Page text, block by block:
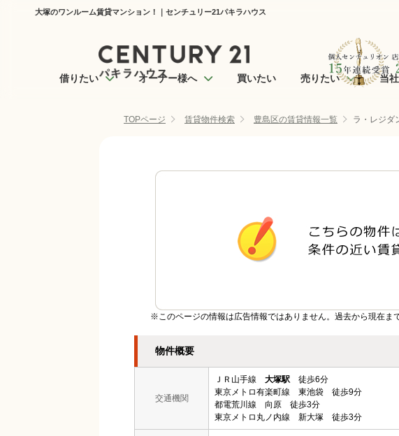
大塚のワンルーム賃貸マンション！｜センチュリー21パキラハウス
借りたい オーナー様へ 買いたい 売りたい 当
TOPページ 賃貸物件検索 豊島区の賃貸情報一覧 ラ・レジダ
※このページの情報は広告情報ではありません。過去から現在ま
物件概要
交通機関
ＪＲ山手線 大塚駅 徒歩6分
東京メトロ有楽町線 東池袋 徒歩9分
都電荒川線 向原 徒歩3分
東京メトロ丸ノ内線 新大塚 徒歩3分